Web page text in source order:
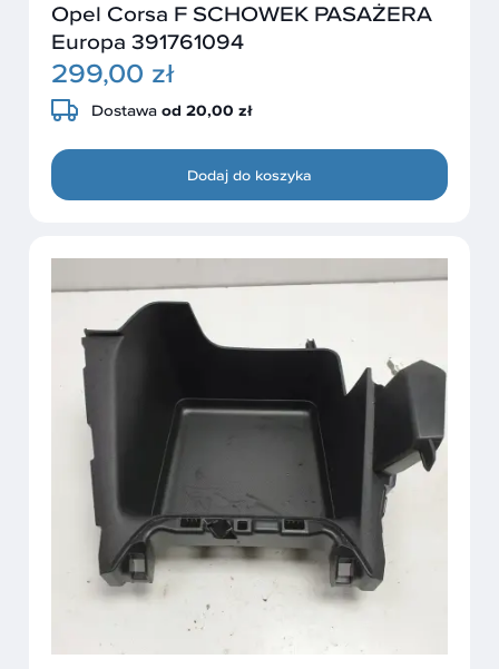
Opel Corsa F SCHOWEK PASAŻERA
Europa 391761094
299,00 zł
Dostawa od 20,00 zł
Dodaj do koszyka